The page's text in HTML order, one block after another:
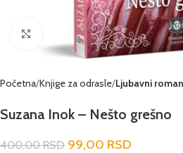
Click to enlarge
Početna Knjige za odrasle Ljubavni
Suzana Inok – Nešto grešno
400,00RSD 99,00 RSD